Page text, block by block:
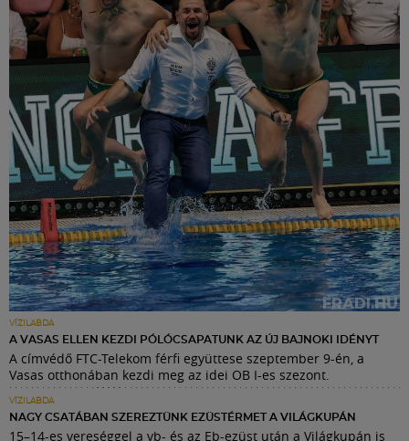
VÍZILABDA
A VASAS ELLEN KEZDI PÓLÓCSAPATUNK AZ ÚJ BAJNOKI IDÉNYT
A címvédő FTC-Telekom férfi együttese szeptember 9-én, a
Vasas otthonában kezdi meg az idei OB I-es szezont.
VÍZILABDA
NAGY CSATÁBAN SZEREZTÜNK EZÜSTÉRMET A VILÁGKUPÁN
15–14-es vereséggel a vb- és az Eb-ezüst után a Világkupán is